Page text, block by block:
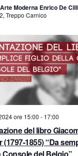
Moderna Enrico De
Treppo Carnico
ore 15:00 - 17:00
del libro
(1797-1855) “Da